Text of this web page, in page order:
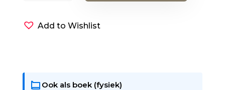
profeet
aantal
Add to Wishlist
Ook als boek (fysiek)